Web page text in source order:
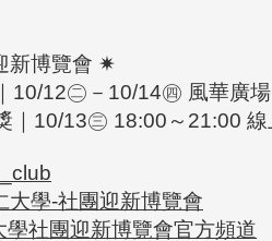
新博覽會 ✷
10/12㊁－10/14㊃ 風華廣場
｜10/13㊂ 18:00～21:00
大學-社團迎新博覽會
學社團迎新博覽會官方頻道